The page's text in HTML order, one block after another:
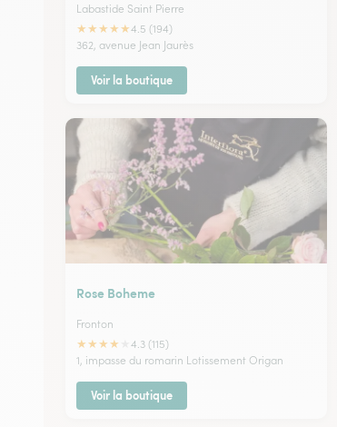
Labastide Saint Pierre
★★★★★4.5 (194)
362, avenue Jean Jaurès
Voir la boutique
Rose Boheme
Fronton
★★★★
4.3 (115)
1, impasse du romarin Lotissement Origan
Voir la boutique